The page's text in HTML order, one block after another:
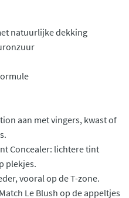
natuurlijke dekking
aan met vingers, kwast of
Concealer: lichtere tint
plekjes.
vooral op de T-zone.
Le Blush op de appeltjes